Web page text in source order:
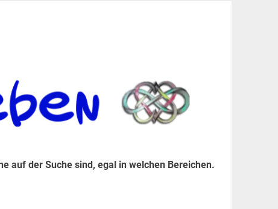
auf der Suche sind, egal in welchen Bereichen.